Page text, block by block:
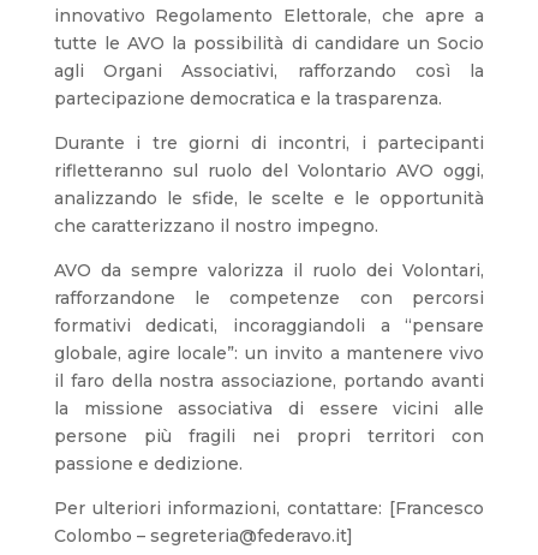
innovativo Regolamento Elettorale, che apre a
tutte le AVO la possibilità di candidare un Socio
agli Organi Associativi, rafforzando così la
partecipazione democratica e la trasparenza.
Durante i tre giorni di incontri, i partecipanti
rifletteranno sul ruolo del Volontario AVO oggi,
analizzando le sfide, le scelte e le opportunità
che caratterizzano il nostro impegno.
AVO da sempre valorizza il ruolo dei Volontari,
rafforzandone le competenze con percorsi
formativi dedicati, incoraggiandoli a “pensare
globale, agire locale”: un invito a mantenere vivo
il faro della nostra associazione, portando avanti
la missione associativa di essere vicini alle
persone più fragili nei propri territori con
passione e dedizione.
Per ulteriori informazioni, contattare: [Francesco
Colombo – segreteria@federavo.it]